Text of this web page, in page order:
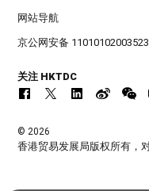
网站导航
京公网安备
关注 HKTDC
© 2026
香港贸易发展局版权所有，